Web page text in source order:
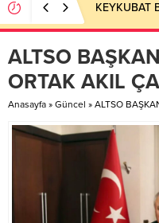
KEYKUBAT
ALTSO
ORTAK AKIL
Anasayfa » Güncel » ALTSO